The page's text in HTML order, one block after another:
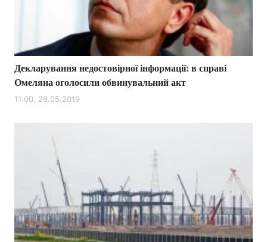
Декларування недостовірної інформації: в справі
Омеляна оголосили обвинувальний акт
11:00, 28.05.2019